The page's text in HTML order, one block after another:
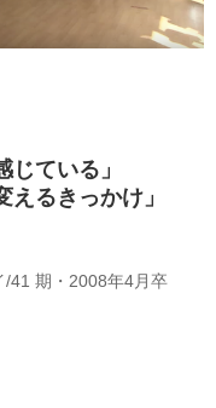
じている」
えるきっかけ」
/41 期・2008年4月卒